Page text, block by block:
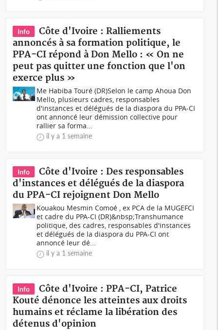
Info
Côte d'Ivoire : Ralliements
annoncés à sa formation politique, le
PPA-CI répond à Don Mello : « On ne
peut pas quitter une fonction que l'on
exerce plus »
Me Habiba Touré (DR)Selon le camp Ahoua Don
Mello, plusieurs cadres, responsables
d'instances et délégués de la diaspora du PPA-CI
ont annoncé leur démission collective pour
rallier sa forma...
il y a 1 semaine
Info
Côte d'Ivoire : Des responsables
d'instances et délégués de la diaspora
du PPA-CI rejoignent Don Mello
Kouakou Mesmin Comoé , ex PCA de la MUGEFCI
et cadre du PPA-CI (DR)&nbsp;Transhumance
politique, des cadres, responsables d'instances
et délégués de la diaspora du PPA-CI ont
annoncé leur dé...
il y a 1 semaine
Info
Côte d'Ivoire : PPA-CI, Patrice
Kouté dénonce les atteintes aux droits
humains et réclame la libération des
détenus d'opinion